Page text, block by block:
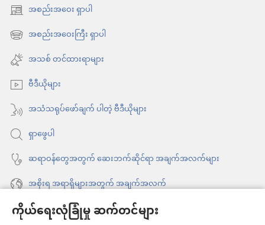
ကိုယ်ရေးလုံခြုံမှု ဆက်တင်များ
အစည်းအဝေး ရှာပါ
(window
အသစ်
င့်
နေ
ပါ
တယ်)
အစည်းအဝေးကြီး ရှာပါ
(window
အသစ်
င့်
နေ
ပါ
တယ်)
အသစ် တင်ထားရာများ
ဗီဒီယိုများ
အသံသရုပ်ဖော်ချက် ပါတဲ့ ဗီဒီယိုများ
ရှာဖွေပါ
ဆရာဝန်တွေအတွက် ဆေးဘက်ဆိုင်ရာ အချက်အလက်များ
အစိုးရ အရာရှိများအတွက် အချက်အလက်
အကူအညီ